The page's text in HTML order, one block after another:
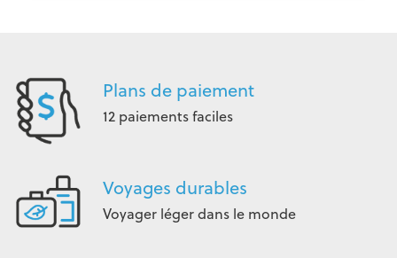
Plans de paiement
12 paiements faciles
Voyages durables
Voyager léger dans le monde